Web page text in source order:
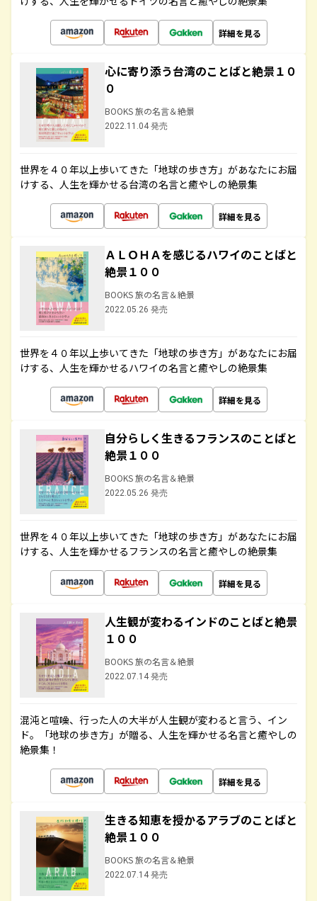
詳細を見る
心に寄り添う台湾のことばと絶景１０
０
BOOKS 旅の名言＆絶景
2022.11.04 発売
世界を４０年以上歩いてきた「地球の歩き方」があなたにお届
けする、人生を輝かせる台湾の名言と癒やしの絶景集
詳細を見る
ＡＬＯＨＡを感じるハワイのことばと
絶景１００
BOOKS 旅の名言＆絶景
2022.05.26 発売
世界を４０年以上歩いてきた「地球の歩き方」があなたにお届
けする、人生を輝かせるハワイの名言と癒やしの絶景集
詳細を見る
自分らしく生きるフランスのことばと
絶景１００
BOOKS 旅の名言＆絶景
2022.05.26 発売
世界を４０年以上歩いてきた「地球の歩き方」があなたにお届
けする、人生を輝かせるフランスの名言と癒やしの絶景集
詳細を見る
人生観が変わるインドのことばと絶景
１００
BOOKS 旅の名言＆絶景
2022.07.14 発売
混沌と喧噪、行った人の大半が人生観が変わると言う、イン
ド。「地球の歩き方」が贈る、人生を輝かせる名言と癒やしの
絶景集！
詳細を見る
生きる知恵を授かるアラブのことばと
絶景１００
BOOKS 旅の名言＆絶景
2022.07.14 発売